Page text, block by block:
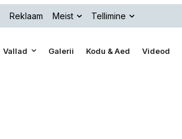
Reklaam Meist Tellimine
Vallad Galerii Kodu & Aed Videod